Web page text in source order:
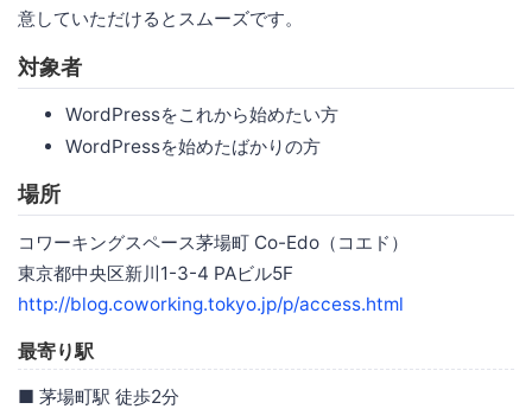
意していただけるとスムーズです。
対象者
WordPressをこれから始めたい方
WordPressを始めたばかりの方
場所
コワーキングスペース茅場町 Co-Edo（コエド）
東京都中央区新川1-3-4 PAビル5F
http://blog.coworking.tokyo.jp/p/access.html
最寄り駅
■ 茅場町駅 徒歩2分